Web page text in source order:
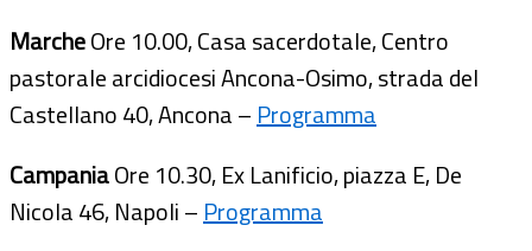
MarcheOre 10.00, Casa sacerdotale, Centro
pastorale arcidiocesi Ancona-Osimo, strada del
Castellano 40, Ancona – Programma
CampaniaOre 10.30, Ex Lanificio, piazza E, De
Nicola 46, Napoli – Programma